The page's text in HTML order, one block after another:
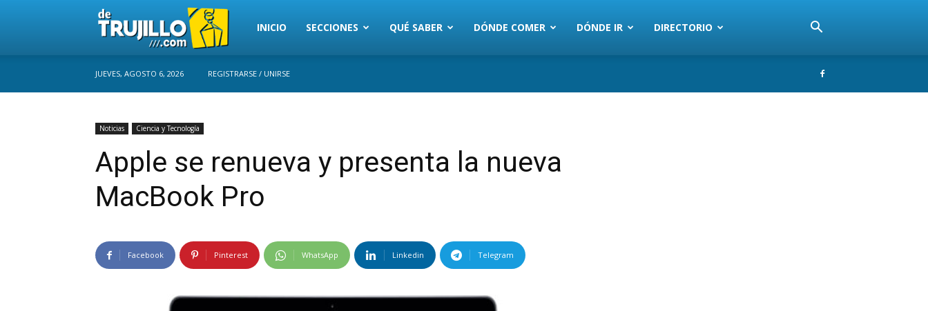
Trujillo
INICIO SECCIONES QUÉ SABER DÓNDE COMER DÓNDE IR DIRECTORIO
JUEVES, AGOSTO 6, 2026 REGISTRARSE / UNIRSE
Noticias Ciencia y Tecnología
Apple se renueva y presenta la nueva
MacBook Pro
Facebook Pinterest WhatsApp Linkedin Telegram